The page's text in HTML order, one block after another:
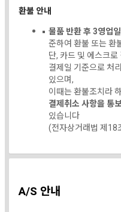
환불 안내
물품 반환 후 3영업
준하여 환불 또는 환
단, 카드 및 에스크
결제일 기준으로 처
있으며,
이때는 환불조치라
결제취소 사항을 통
있습니다
(전자상거래법 제18
A/S 안내